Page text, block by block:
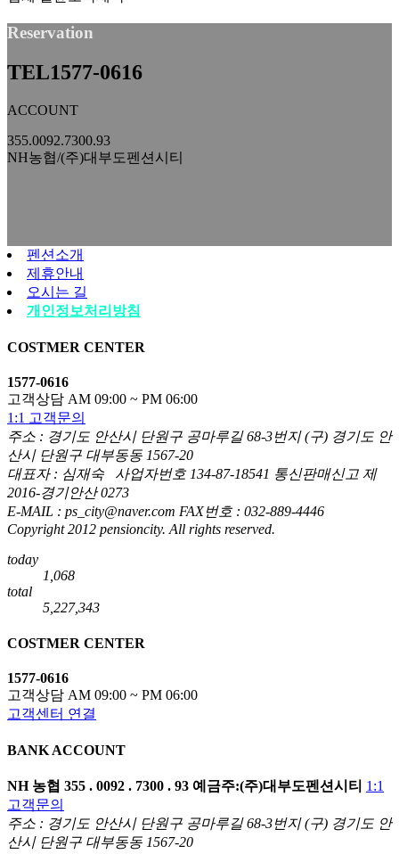
Reservation
TEL1577-0616
ACCOUNT
355.0092.7300.93
NH농협/(주)대부도펜션시티
펜션소개
제휴안내
오시는 길
개인정보처리방침
COSTMER CENTER
1577-0616
고객상담 AM 09:00 ~ PM 06:00
1:1 고객문의
주소 : 경기도 안산시 단원구 공마루길 68-3번지 (구) 경기도 안
산시 단원구 대부동동 1567-20
대표자 : 심재숙 사업자번호 134-87-18541 통신판매신고 제
2016-경기안산 0273
E-MAIL : ps_city@naver.com FAX번호 : 032-889-4446
Copyright 2012 pensioncity. All rights reserved.
today
1,068
total
5,227,343
COSTMER CENTER
1577-0616
고객상담 AM 09:00 ~ PM 06:00
고객센터 연결
BANK ACCOUNT
NH 농협 355 . 0092 . 7300 . 93 예금주:(주)대부도펜션시티 1:1
고객문의
주소 : 경기도 안산시 단원구 공마루길 68-3번지 (구) 경기도 안
산시 단원구 대부동동 1567-20